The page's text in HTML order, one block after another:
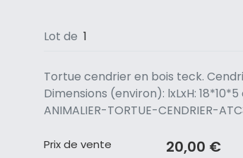
Lot de 1
Tortue cendrier en bois teck.
Dimensions (environ): lxLxH: 18*10*5
ANIMALIER-TORTUE-CENDRIER-
Prix ​​de vente 20,00 €